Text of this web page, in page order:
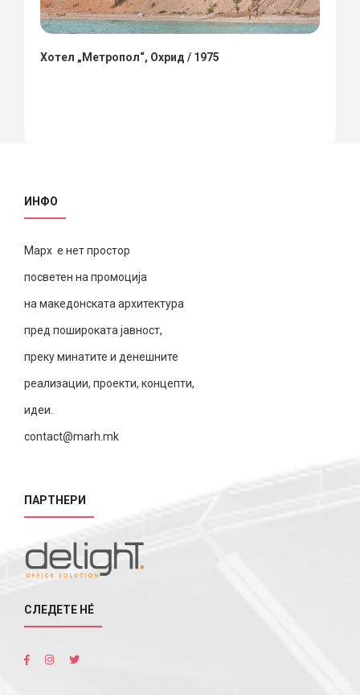
Хотел „Метропол“, Охрид / 1975
ИНФО
Марх е нет простор
посветен на промоција
на македонската архитектура
пред пошироката јавност,
преку минатите и денешните
реализации, проекти, концепти,
идеи.
contact@marh.mk
ПАРТНЕРИ
СЛЕДЕТЕ НÉ